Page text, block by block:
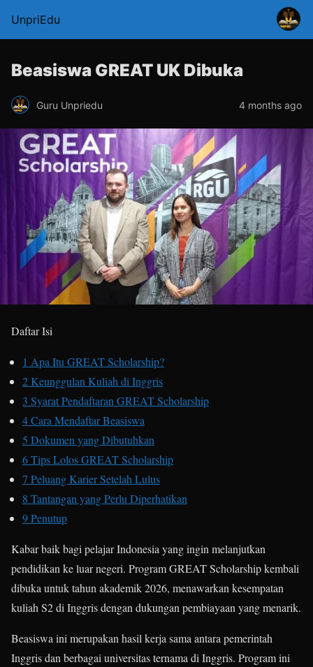
UnpriEdu
Beasiswa GREAT UK Dibuka
Guru Unpriedu 4 months ago
Daftar Isi
1 Apa Itu GREAT Scholarship?
2Keunggulan Kuliah di Inggris
3 Syarat Pendaftaran GREAT Scholarship
4Cara Mendaftar Beasiswa
5 Dokumen yang Dibutuhkan
6Tips Lolos GREAT Scholarship
7 Peluang Karier Setelah Lulus
8 Tantangan yang Perlu Diperhatikan
9Penutup
Kabar baik bagi pelajar Indonesia yang ingin melanjutkan
pendidikan ke luar negeri. Program GREAT Scholarship kembali
dibuka untuk tahun akademik 2026, menawarkan kesempatan
kuliah S2 di Inggris dengan dukungan pembiayaan yang menarik.
Beasiswa ini merupakan hasil kerja sama antara pemerintah
Inggris dan berbagai universitas ternama di Inggris. Program ini